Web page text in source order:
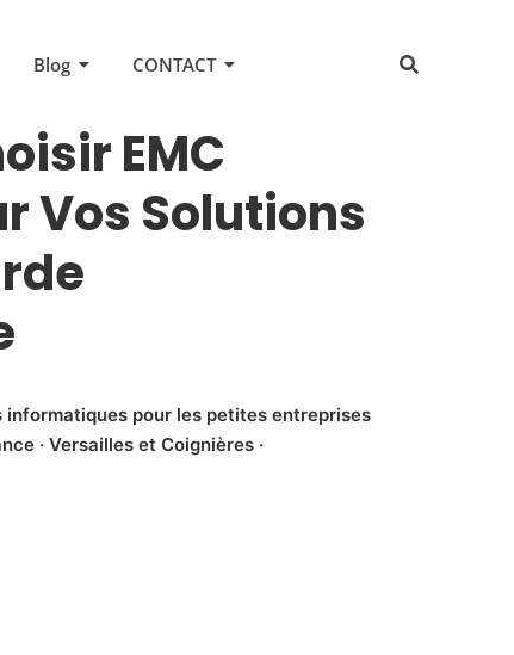
Blog CONTACT
EMC
Vos Solutions
pour les petites entreprises
· Versailles et Coignières ·